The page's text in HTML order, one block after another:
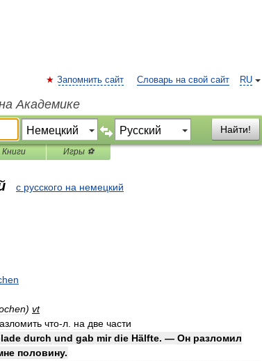
RU
Запомнить сайт Словарь на свой сайт
Академике
Найти!
Книги Игры ⚽
с русского на немецкий
) vt
что-л на две части
durch und gab mir die Hälfte. — Он разломил
половину.